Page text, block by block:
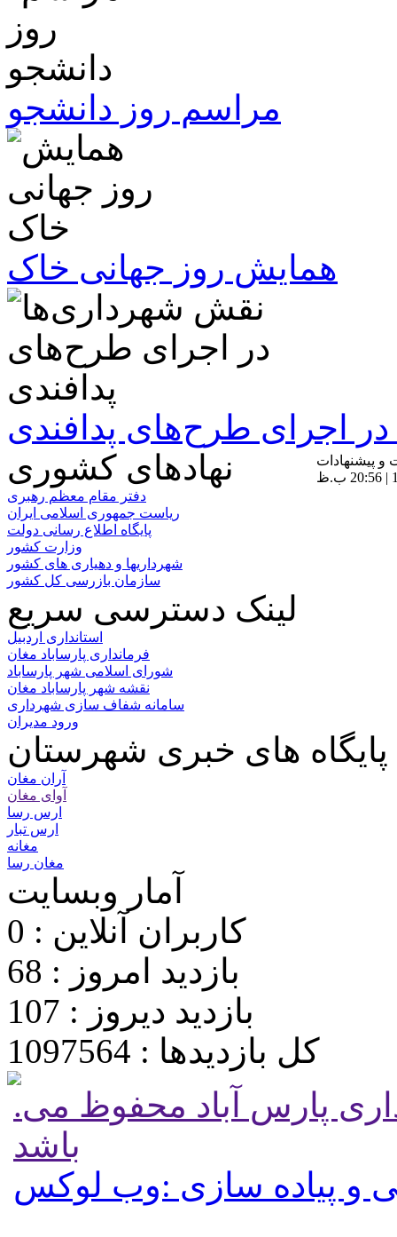
مراسم روز دانشجو
همایش روز جهانی خاک
اجرای طرح‌های پدافندی
و پیشنهادات نهادهای کشوری
دفتر مقام معظم رهبری
ریاست جمهوری اسلامی ایران
پایگاه اطلاع رسانی دولت
وزارت کشور
شهرداریها و دهیاری های کشور
سازمان بازرسی کل کشور
لینک دسترسی سریع
استانداری اردبیل
فرمانداری پارساباد مغان
شورای اسلامی شهر پارساباد
نقشه شهر پارساباد مغان
سامانه شفاف سازی شهرداری
ورود مدیران
پایگاه های خبری شهرستان
آران مغان
آوای مغان
ارس رسا
ارس تبار
مغانه
مغان رسا
آمار وبسایت
کاربران آنلاین : 0
بازدید امروز : 68
بازدید دیروز : 107
کل بازدیدها : 1097564
.تمامی حقوق برای پایگاه شهرداری پارس آباد محفوظ می
باشد
و پیاده سازی :وب لوکس